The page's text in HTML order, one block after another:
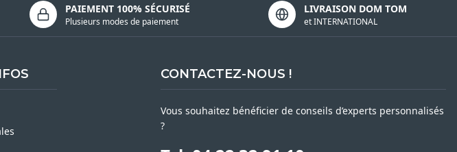
PAIEMENT 100% SÉCURISÉ
Plusieurs modes de paiement
LIVRAISON DOM TOM
et INTERNATIONAL
CONTACTEZ-NOUS !
Vous souhaitez bénéficier de conseils d’experts personnalisés
?